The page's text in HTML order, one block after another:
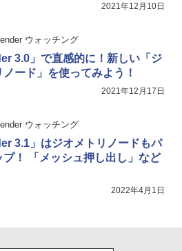
2021年12月10日
ウォッチング
3.0」で直感的に！新しい「ジ
ノード」を使ってみよう！
2021年12月17日
ウォッチング
3.1」はジオメトリノードもパ
プ！ 「メッシュ押し出し」など
2022年4月1日